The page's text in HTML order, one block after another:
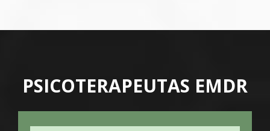
PSICOTERAPEUTAS EMDR